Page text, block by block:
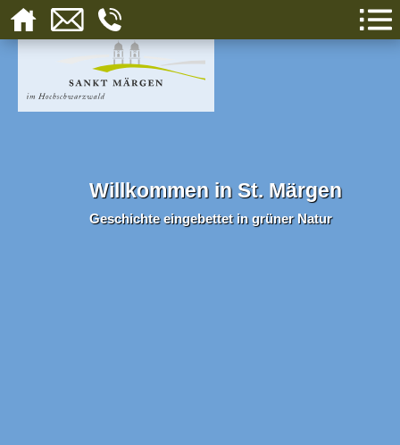
Willkommen in St. Märgen
Geschichte eingebettet in grüner Natur